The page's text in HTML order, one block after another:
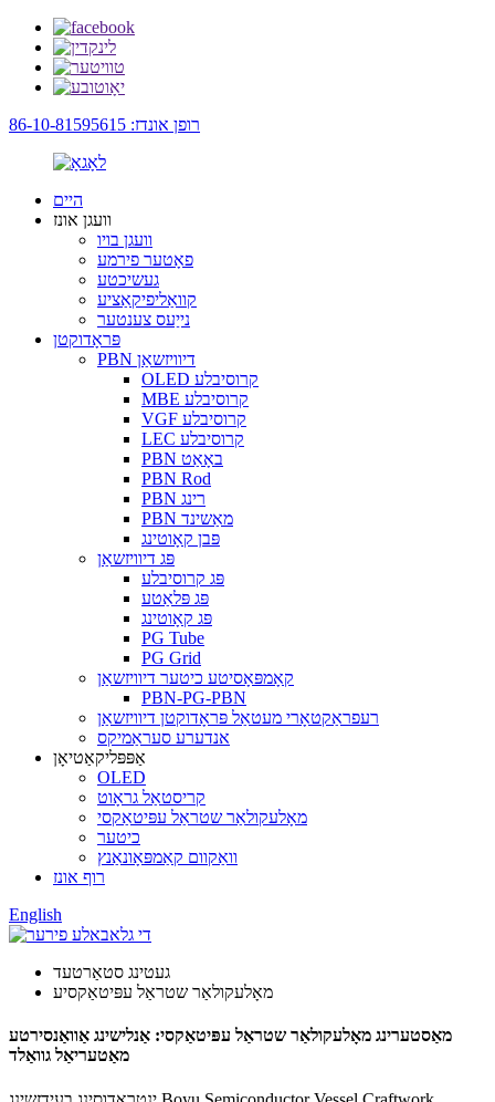
רופן אונדז: 86-10-81595615
היים
וועגן אונז
וועגן בויו
פאָטער פירמע
געשיכטע
קוואַליפיקאַציע
נייַעס צענטער
פּראָדוקטן
PBN דיוויזשאַן
OLED קרוסיבלע
MBE קרוסיבלע
VGF קרוסיבלע
LEC קרוסיבלע
PBN באָאַט
PBN Rod
PBN רינג
PBN מאַשינד
פּבן קאָוטינג
פּג דיוויזשאַן
פּג קרוסיבלע
פּג פּלאַטע
פּג קאָוטינג
PG Tube
PG Grid
קאָמפּאָסיטע כיטער דיוויזשאַן
PBN-PG-PBN
רעפראַקטאָרי מעטאַל פּראָדוקטן דיוויזשאַן
אנדערע סעראַמיקס
אַפּפּליקאַטיאָן
OLED
קריסטאַל גראָוט
מאָלעקולאַר שטראַל עפּיטאַקסי
כיטער
וואַקוום קאַמפּאָונאַנץ
רוף אונז
English
געטינג סטאַרטעד
מאָלעקולאַר שטראַל עפּיטאַקסיע
מאַסטערינג מאָלעקולאַר שטראַל עפּיטאַקסי: אַנלישינג אַוואַנסירטע
מאַטעריאַל גוואַלד